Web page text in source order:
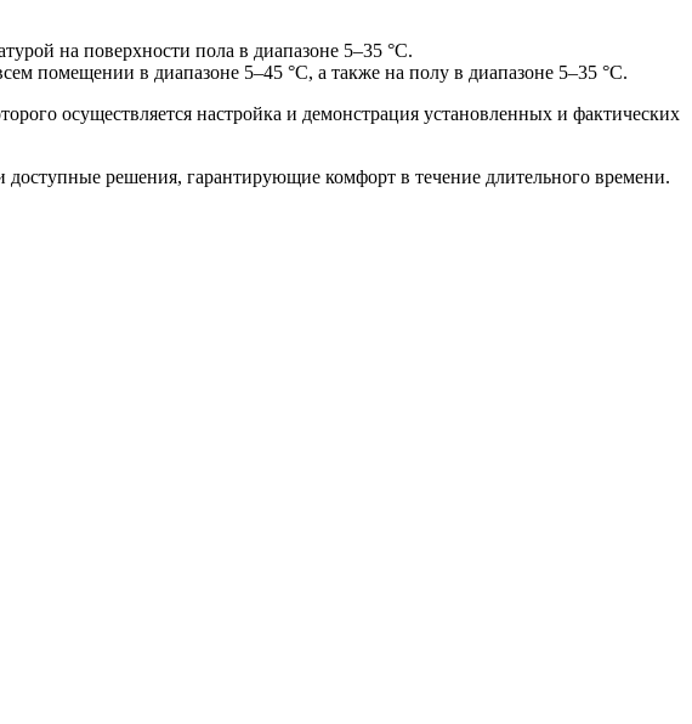
на поверхности пола в диапазоне 5–35 °C.
помещении в диапазоне 5–45 °C, а также на полу в диапазоне 5–35 °C.
осуществляется настройка и демонстрация установленных и фактических
решения, гарантирующие комфорт в течение длительного времени.